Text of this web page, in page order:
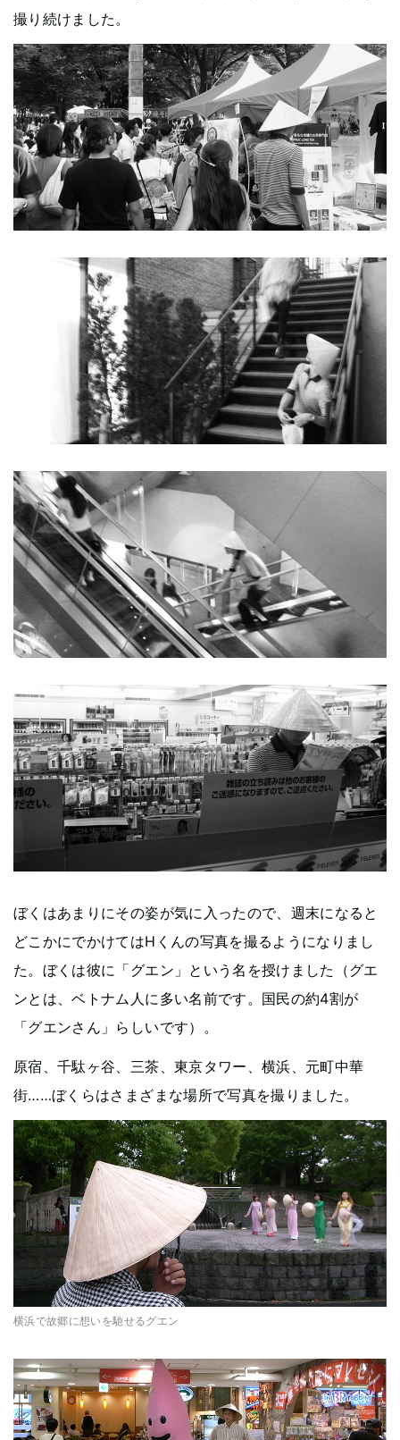
撮り続けました。
ぼくはあまりにその姿が気に入ったので、週末になると
どこかにでかけてはHくんの写真を撮るようになりまし
た。ぼくは彼に「グエン」という名を授けました（グエ
ンとは、ベトナム人に多い名前です。国民の約4割が
「グエンさん」らしいです）。
原宿、千駄ヶ谷、三茶、東京タワー、横浜、元町中華
街……ぼくらはさまざまな場所で写真を撮りました。
横浜で故郷に想いを馳せるグエン